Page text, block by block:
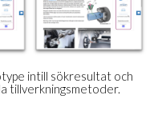
intill sökresultat och
tillverkningsmetoder.